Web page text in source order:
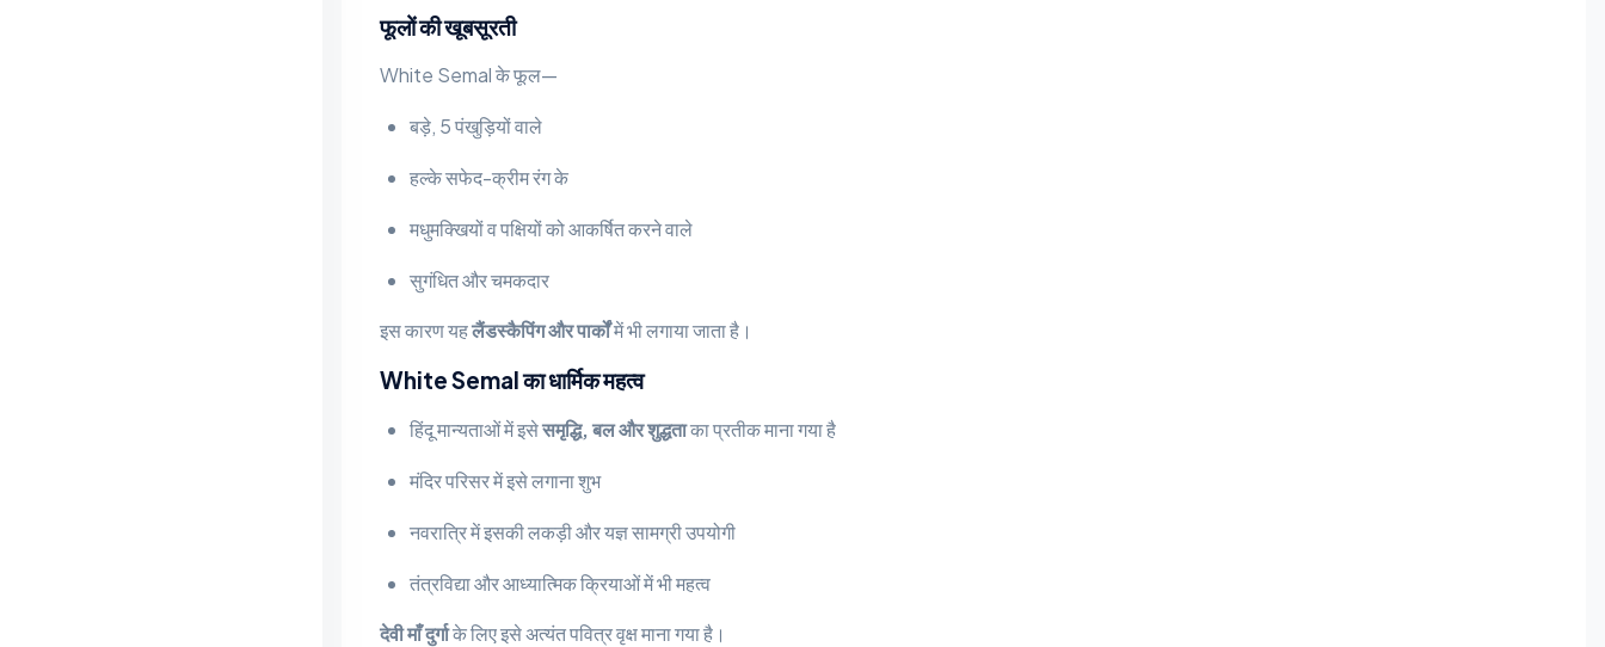
फूलों की खूबसूरती
White Semal के फूल—
बड़े, 5 पंखुड़ियों वाले
हल्के सफेद-क्रीम रंग के
मधुमक्खियों व पक्षियों को आकर्षित करने वाले
सुगंधित और चमकदार
इस कारण यहलैंडस्कैपिंग और पार्कोंमें भी लगाया जाता है।
White Semal का धार्मिक महत्व
हिंदू मान्यताओं में इसेसमृद्धि, बल और शुद्धताका प्रतीक माना गया है
मंदिर परिसर में इसे लगाना शुभ
नवरात्रि में इसकी लकड़ी और यज्ञ सामग्री उपयोगी
तंत्रविद्या और आध्यात्मिक क्रियाओं में भी महत्व
देवी माँ दुर्गाके लिए इसे अत्यंत पवित्र वृक्ष माना गया है।